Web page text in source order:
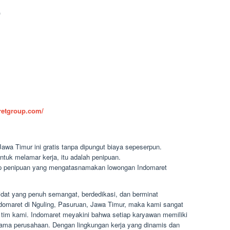
Timur ini gratis tanpa dipungut biaya sepeserpun.
melamar kerja, itu adalah penipuan.
yang mengatasnamakan lowongan Indomaret
yang penuh semangat, berdedikasi, dan berminat
di Nguling, Pasuruan, Jawa Timur, maka kami sangat
kami. Indomaret meyakini bahwa setiap karyawan memiliki
perusahaan. Dengan lingkungan kerja yang dinamis dan